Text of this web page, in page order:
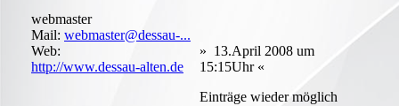
webmaster
Mail: webmaster@dessau-...
Web:
http://www.dessau-alten.de
» 13.April 2008 um
15:15Uhr «
Einträge wieder möglich